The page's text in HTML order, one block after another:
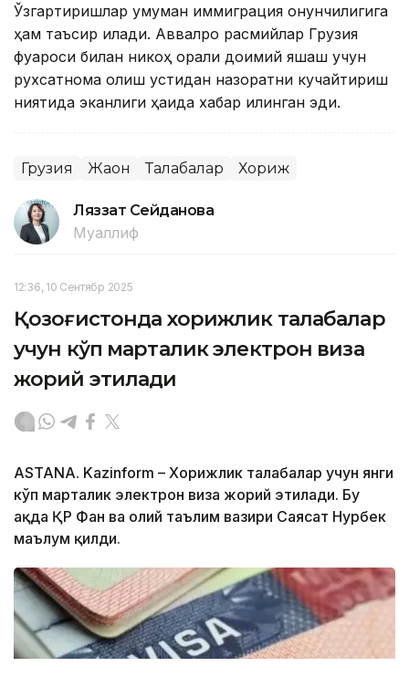
Ўзгартиришлар умуман иммиграция қонунчилигига
ҳам таъсир қилади. Аввалроқ расмийлар Грузия
фуқароси билан никоҳ орқали доимий яшаш учун
рухсатнома олиш устидан назоратни кучайтириш
ниятида эканлиги ҳақида хабар қилинган эди.
Грузия Жаҳон Талабалар Хориж
Ляззат Сейданова
Муаллиф
12:36, 10 Сентябр 2025
Қозоғистонда хорижлик талабалар
учун кўп марталик электрон виза
жорий этилади
ASTANA. Kazinform – Хорижлик талабалар учун янги
кўп марталик электрон виза жорий этилади. Бу
ҳақда ҚР Фан ва олий таълим вазири Саясат Нурбек
маълум қилди.